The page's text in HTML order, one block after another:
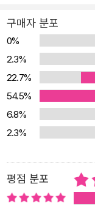
배울 점이 많다. 그러
야기처럼 느껴질 때가
경험을 다양한 방식으
하는 사람들의 경험과
것 없는 누군가의 삶은
샘솟게 한다. 이 책이 곧 그렇다. 여자라면, 아줌마라면 누구나 한 번
쯤 겪었을 법한 이야기
것도 하지 않는 자신을
‘여자니까’라는 방패
이든 할 수 있고, 될 수
과 아픔을 알아주길 기
구매자 분포
0%
2.3%
22.7%
54.5%
6.8%
2.3%
평점 분포